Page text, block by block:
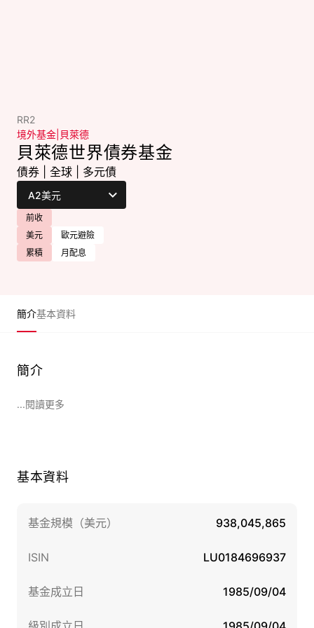
RR2
境外基金 貝萊德
貝萊德世界債券基金
債券 全球 多元債
前收
美元
歐元避險
累積
月配息
簡介基本資料
簡介
...閱讀更多
基本資料
基金規模（美元） 938,045,865
ISIN LU0184696937
基金成立日 1985/09/04